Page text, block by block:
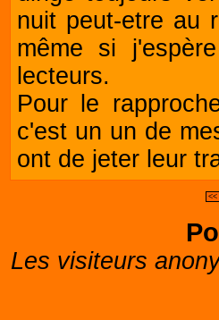
nuit peut-etre au
même si
lecteurs.
Pour le
c'est un un de
ont de jeter leur
<<
Les visiteurs